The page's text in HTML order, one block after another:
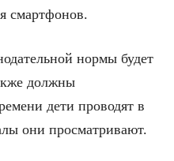
смартфонов.
нормы будет
должны
дети проводят в
они просматривают.